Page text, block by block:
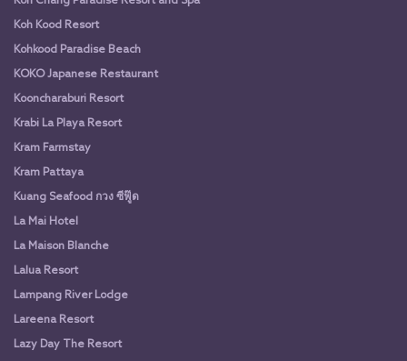
Koh Kood Resort
Kohkood Paradise Beach
KOKO Japanese Restaurant
Kooncharaburi Resort
Krabi La Playa Resort
Kram Farmstay
Kram Pattaya
Kuang Seafood กวง ซีฟู๊ด
La Mai Hotel
La Maison Blanche
Lalua Resort
Lampang River Lodge
Lareena Resort
Lazy Day The Resort